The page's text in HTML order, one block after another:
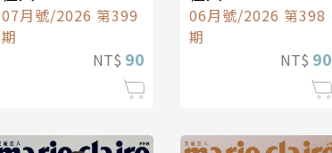
07月號/2026 第399
期
NT$ 90
06月號/2026 第398
期
NT$ 90